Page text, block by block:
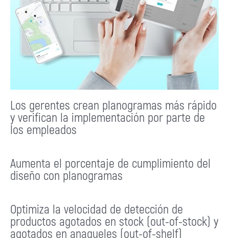
Los gerentes crean planogramas más rápido
y verifican la implementación por parte de
los empleados
Aumenta el porcentaje de cumplimiento del
diseño con planogramas
Optimiza la velocidad de detección de
productos agotados en stock (out-of-stock) y
agotados en anaqueles (out-of-shelf)